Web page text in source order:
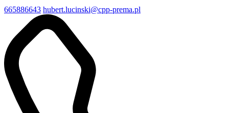
665886643 hubert.lucinski@cpp-prema.pl